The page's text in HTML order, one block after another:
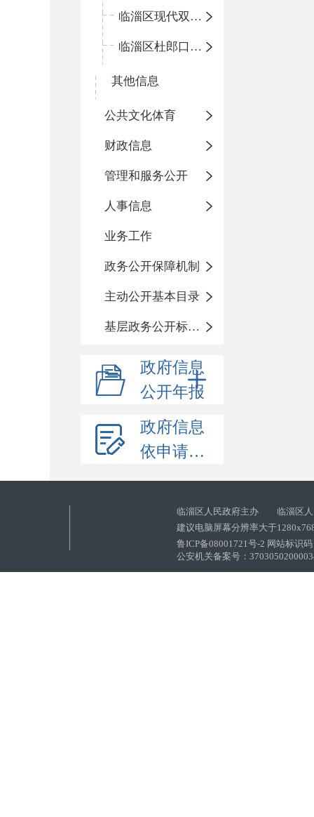
临淄区现代双语学校
临淄区杜郎口小学
其他信息
公共文化体育
财政信息
管理和服务公开
人事信息
业务工作
政务公开保障机制
主动公开基本目录
基层政务公开标准化目录
政府信息
公开年报
政府信息
依申请公开
临淄区人民政府主办 临淄区人
建议电脑屏幕分辨率大于
鲁ICP备08001721号-2 网站标识
公安机关备案号：